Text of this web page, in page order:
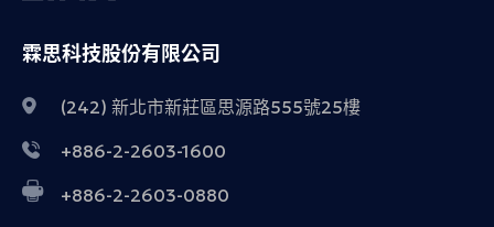
霖思科技股份有限公司
(242) 新北市新莊區思源路555號25樓
+886-2-2603-1600
+886-2-2603-0880